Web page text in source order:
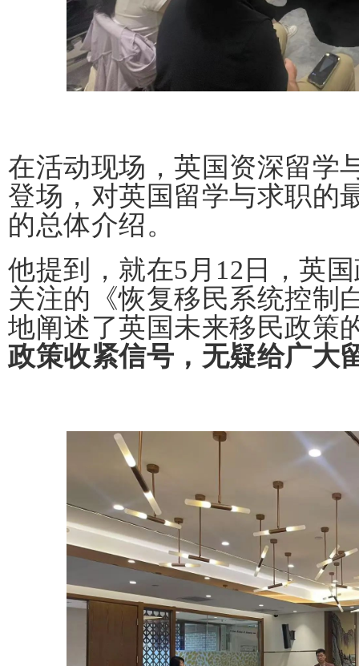
在活动现场，英国资深留学
登场，对英国留学与求职的
的总体介绍。
他提到，就在5月12日，英
关注的《恢复移民系统控制
地阐述了英国未来移民政策
政策收紧信号，无疑给广大